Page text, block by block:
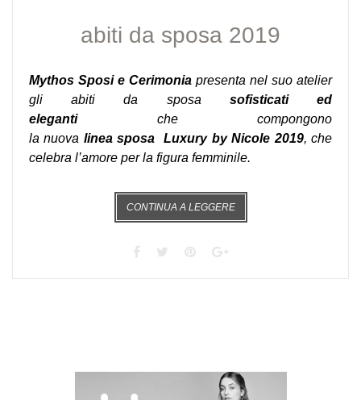
abiti da sposa 2019
Mythos Sposi e Cerimonia presenta nel suo atelier
gli abiti da sposa sofisticati ed
elegantiche compongono
la nuova linea sposa Luxury by Nicole 2019, che
celebra l’amore per la figura femminile.
CONTINUA A LEGGERE